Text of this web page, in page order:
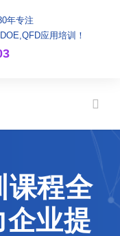
年专注
应用培训！
课程全
企业提